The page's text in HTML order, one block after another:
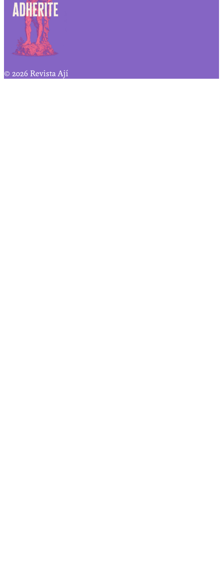
© 2026 Revista Ají